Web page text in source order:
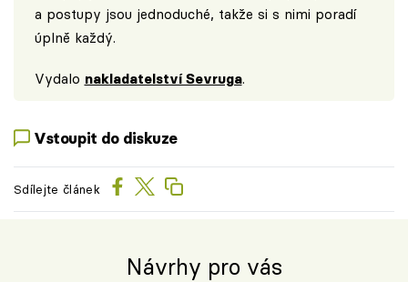
a postupy jsou jednoduché, takže si s nimi poradí
úplně každý.
Vydalo nakladatelství Sevruga.
Vstoupit do diskuze
Sdílejte článek
Návrhy pro vás